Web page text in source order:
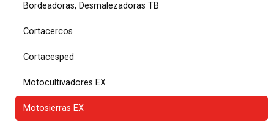
Bordeadoras, Desmalezadoras TB
Cortacercos
Cortacesped
Motocultivadores EX
Motosierras EX